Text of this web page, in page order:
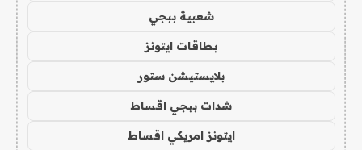
شعبية ببجي
بطاقات ايتونز
بلايستيشن ستور
شدات ببجي اقساط
ايتونز امريكي اقساط